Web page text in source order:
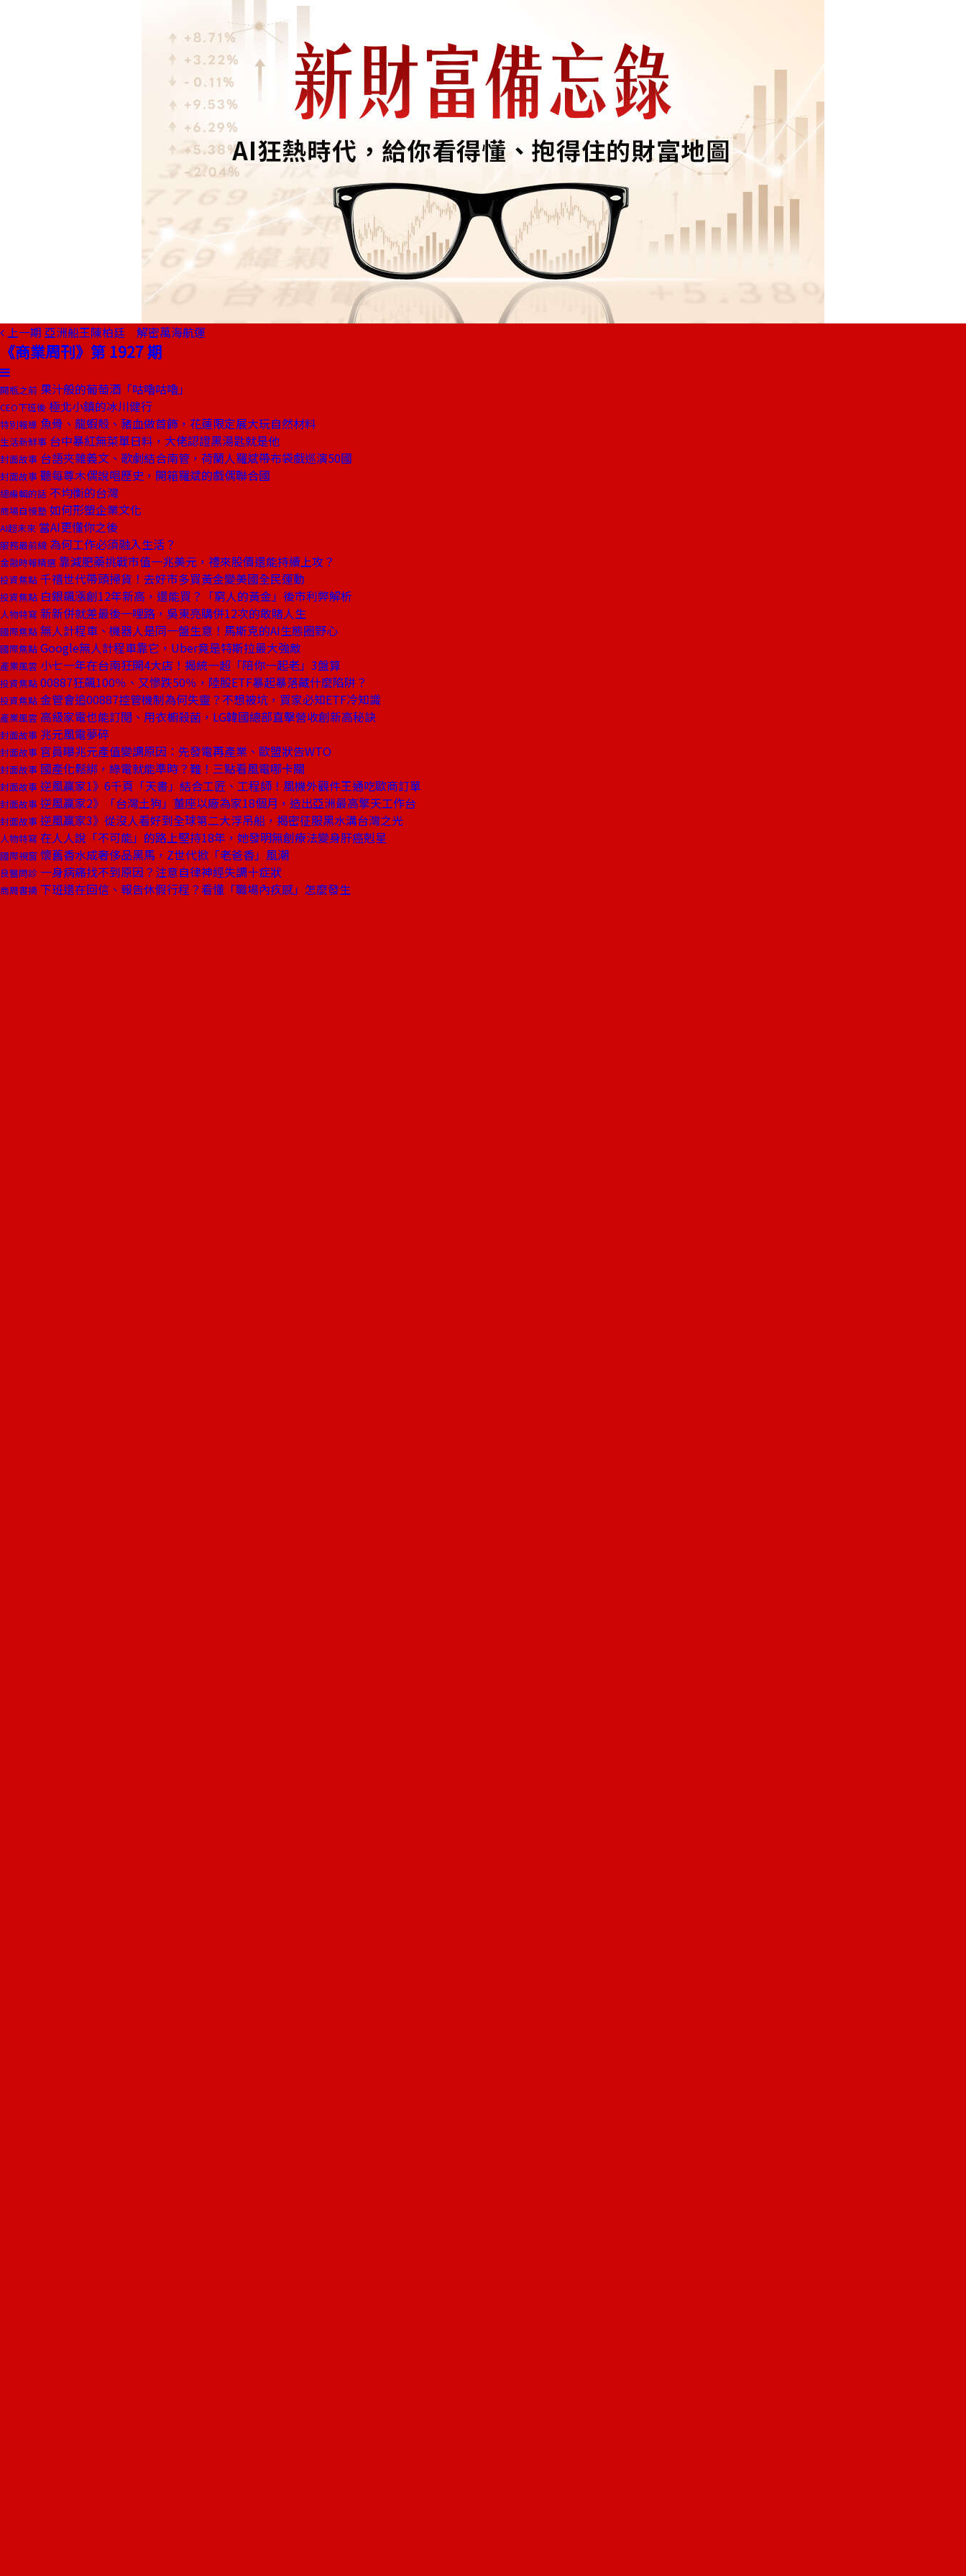
上一期 亞洲船王陳柏廷 解密萬海航運
《商業周刊》第 1927 期
開瓶之前 果汁般的葡萄酒「咕嚕咕嚕」
CEO下班後 極北小鎮的冰川健行
特別報導 魚骨、龍蝦殼、豬血做首飾，花蓮限定展大玩自然材料
生活新鮮事 台中暴紅無菜單日料，大佬認證黑湯匙就是他
封面故事 台語夾雜義文、歌劇結合南管，荷蘭人羅斌帶布袋戲巡演50國
封面故事 聽每尊木偶說唱歷史，開箱羅斌的戲偶聯合國
總編輯的話 不均衡的台灣
商場自慢塾 如何形塑企業文化
AI超未來 當AI更懂你之後
服務最前線 為何工作必須融入生活？
金融時報精選 靠減肥藥挑戰市值一兆美元，禮來股價還能持續上攻？
投資焦點 千禧世代帶頭掃貨！去好市多買黃金變美國全民運動
投資焦點 白銀飆漲創12年新高，還能買？「窮人的黃金」後市利弊解析
人物特寫 新新併就差最後一哩路，吳東亮購併12次的敢賭人生
國際焦點 無人計程車、機器人是同一盤生意！馬斯克的AI生態圈野心
國際焦點 Google無人計程車靠它，Uber竟是特斯拉最大強敵
產業風雲 小七一年在台南狂開4大店！揭統一超「陪你一起老」3盤算
投資焦點 00887狂飆100％、又慘跌50％，陸股ETF暴起暴落藏什麼陷阱？
投資焦點 金管會追00887控管機制為何失靈？不想被坑，買家必知ETF冷知識
產業風雲 高級家電也能訂閱、用衣櫥殺菌，LG韓國總部直擊營收創新高秘訣
封面故事 兆元風電夢碎
封面故事 官員曝兆元產值變調原因：先發電再產業、歐盟狀告WTO
封面故事 國產化鬆綁，綠電就能準時？難！三點看風電哪卡關
封面故事 逆風贏家1》6千頁「天書」結合工匠、工程師！風機外觀件王通吃歐商訂單
封面故事 逆風贏家2》「台灣土狗」董座以廠為家18個月，造出亞洲最高擎天工作台
封面故事 逆風贏家3》從沒人看好到全球第二大浮吊船，揭密征服黑水溝台灣之光
人物特寫 在人人說「不可能」的路上堅持18年，她發明無創療法變身肝癌剋星
國際視窗 懷舊香水成奢侈品黑馬，Z世代掀「老爸香」風潮
良醫問診 一身病痛找不到原因？注意自律神經失調十症狀
商周書摘 下班還在回信、報告休假行程？看懂「職場內疚感」怎麼發生